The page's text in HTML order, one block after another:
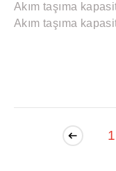
Akım taşıma
Akım taşıma
1